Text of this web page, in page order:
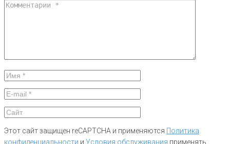
Этот сайт защищен reCAPTCHA и применяются Политика
конфиденциальности и Условия обслуживания применять.